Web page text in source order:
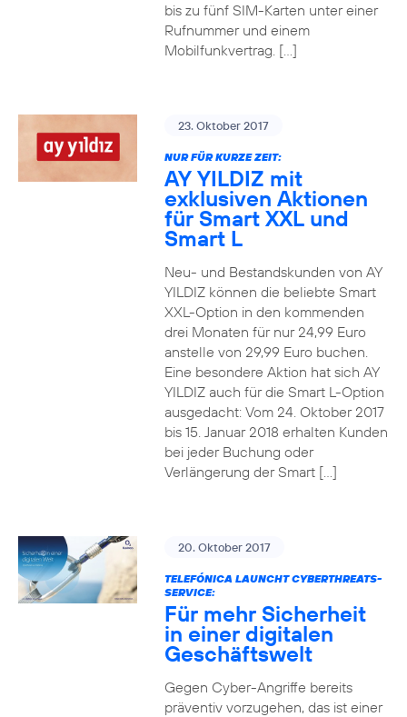
bis zu fünf SIM-Karten unter einer
Rufnummer und einem
Mobilfunkvertrag. […]
23. Oktober 2017
NUR FÜR KURZE ZEIT:
AY YILDIZ mit
exklusiven Aktionen
für Smart XXL und
Smart L
Neu- und Bestandskunden von AY
YILDIZ können die beliebte Smart
XXL-Option in den kommenden
drei Monaten für nur 24,99 Euro
anstelle von 29,99 Euro buchen.
Eine besondere Aktion hat sich AY
YILDIZ auch für die Smart L-Option
ausgedacht: Vom 24. Oktober 2017
bis 15. Januar 2018 erhalten Kunden
bei jeder Buchung oder
Verlängerung der Smart […]
20. Oktober 2017
TELEFÓNICA LAUNCHT CYBERTHREATS-
SERVICE:
Für mehr Sicherheit
in einer digitalen
Geschäftswelt
Gegen Cyber-Angriffe bereits
präventiv vorzugehen, das ist einer